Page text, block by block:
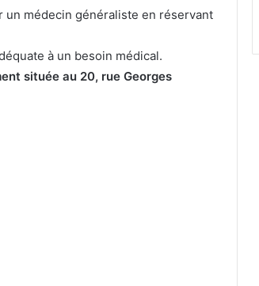
un médecin généraliste en réservant
à un besoin médical.
située au 20, rue Georges